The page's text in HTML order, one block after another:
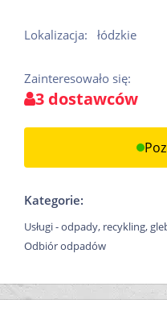
Lokalizacja: łódzkie
Zainteresowało się:
3 dostawców
Kategorie:
Usługi - odpady, recykling,
Odbiór odpadów